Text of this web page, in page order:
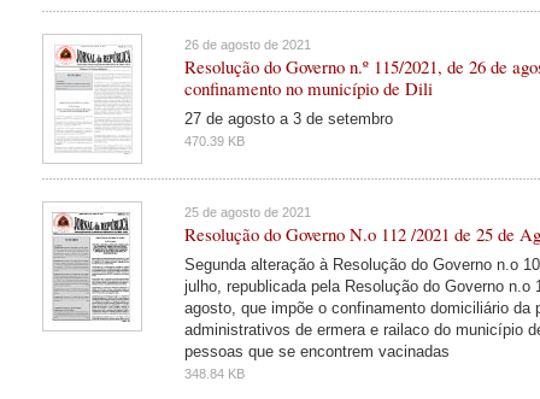
26 de agosto de 2021
Resolução do Governo n.º 115/2021, de 26 de
confinamento no município de Dili
27 de agosto a 3 de setembro
470.39 KB
25 de agosto de 2021
Resolução do Governo N.o 112 /2021 de 25 de
Segunda alteração à Resolução do Governo n.o
julho, republicada pela Resolução do Governo n.o
agosto, que impõe o confinamento domiciliário da
administrativos de ermera e railaco do município
pessoas que se encontrem vacinadas
348.84 KB